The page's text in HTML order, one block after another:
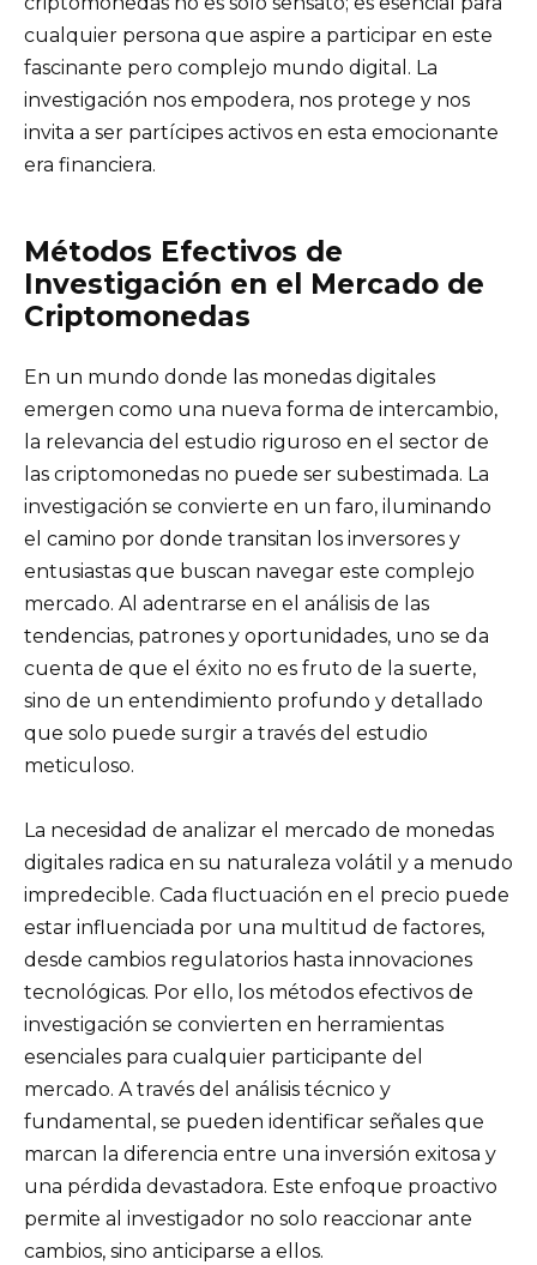
cualquier persona que aspire a participar en este
fascinante pero complejo mundo digital. La
investigación nos empodera, nos protege y nos
invita a ser partícipes activos en esta emocionante
era financiera.
Métodos Efectivos de
Investigación en el Mercado de
Criptomonedas
En un mundo donde las monedas digitales
emergen como una nueva forma de intercambio,
la relevancia del estudio riguroso en el sector de
las criptomonedas no puede ser subestimada. La
investigación se convierte en un faro, iluminando
el camino por donde transitan los inversores y
entusiastas que buscan navegar este complejo
mercado. Al adentrarse en el análisis de las
tendencias, patrones y oportunidades, uno se da
cuenta de que el éxito no es fruto de la suerte,
sino de un entendimiento profundo y detallado
que solo puede surgir a través del estudio
meticuloso.
La necesidad de analizar el mercado de monedas
digitales radica en su naturaleza volátil y a menudo
impredecible. Cada fluctuación en el precio puede
estar influenciada por una multitud de factores,
desde cambios regulatorios hasta innovaciones
tecnológicas. Por ello, los métodos efectivos de
investigación se convierten en herramientas
esenciales para cualquier participante del
mercado. A través del análisis técnico y
fundamental, se pueden identificar señales que
marcan la diferencia entre una inversión exitosa y
una pérdida devastadora. Este enfoque proactivo
permite al investigador no solo reaccionar ante
cambios, sino anticiparse a ellos.